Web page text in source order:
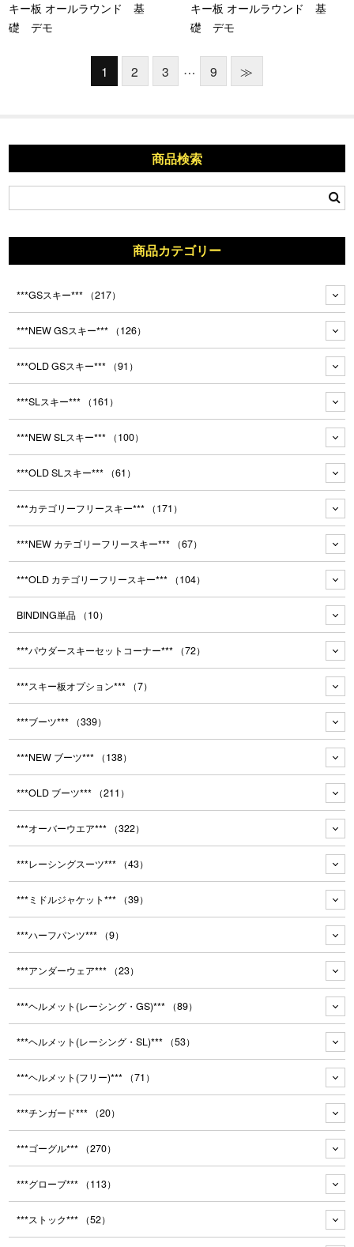
キー板 オールラウンド 基
礎 デモ
キー板 オールラウンド 基
礎 デモ
1 2 3 … 9 ≫
商品検索
商品カテゴリー
***GSスキー*** （217）
***NEW GSスキー*** （126）
***OLD GSスキー*** （91）
***SLスキー*** （161）
***NEW SLスキー*** （100）
***OLD SLスキー*** （61）
***カテゴリーフリースキー*** （171）
***NEW カテゴリーフリースキー*** （67）
***OLD カテゴリーフリースキー*** （104）
BINDING単品 （10）
***パウダースキーセットコーナー*** （72）
***スキー板オプション*** （7）
***ブーツ*** （339）
***NEW ブーツ*** （138）
***OLD ブーツ*** （211）
***オーバーウエア*** （322）
***レーシングスーツ*** （43）
***ミドルジャケット*** （39）
***ハーフパンツ*** （9）
***アンダーウェア*** （23）
***ヘルメット(レーシング・GS)*** （89）
***ヘルメット(レーシング・SL)*** （53）
***ヘルメット(フリー)*** （71）
***チンガード*** （20）
***ゴーグル*** （270）
***グローブ*** （113）
***ストック*** （52）